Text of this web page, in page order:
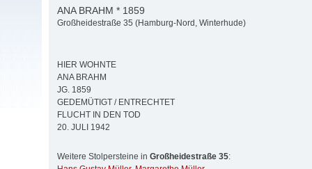
ANA BRAHM * 1859
Großheidestraße 35 (Hamburg-Nord, Winterhude)
HIER WOHNTE
ANA BRAHM
JG. 1859
GEDEMÜTIGT / ENTRECHTET
FLUCHT IN DEN TOD
20. JULI 1942
Weitere Stolpersteine in Großheidestraße 35: